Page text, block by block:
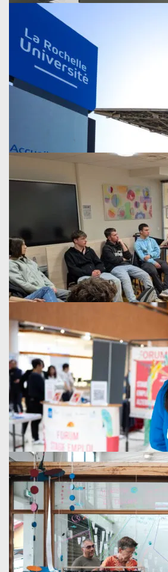
Les étudiants entrepreneurs de La
En savoir plus
Formation
Publié le 28 novembre 2025
L’Institut d’Études Judiciaires
Le 17 novembre, l’Institut d’Études
En savoir plus
Recherche
Publié le 28 novembre 2025
Classement de Stanford 2025 :
L'université de Stanford a
En savoir plus
Vie de l'Université
Publié le 21 novembre 2025
Nouvelle édition du dispositif
Dans le cadre de ce dispositif
En savoir plus
Vie de l'Université
Publié le 17 novembre 2025